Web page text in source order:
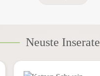
Neuste Inserate